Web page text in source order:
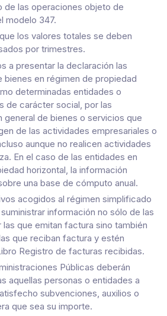
de las operaciones objeto de
modelo 347.
los valores totales se deben
por trimestres.
a presentar la declaración las
bienes en régimen de propiedad
determinadas entidades o
de carácter social, por las
general de bienes o servicios que
de las actividades empresariales o
aunque no realicen actividades
En el caso de las entidades en
horizontal, la información
una base de cómputo anual.
acogidos al régimen simplificado
información no sólo de las
que emitan factura sino también
que reciban factura y estén
Registro de facturas recibidas.
Públicas deberán
aquellas personas o entidades a
subvenciones, auxilios o
que sea su importe.